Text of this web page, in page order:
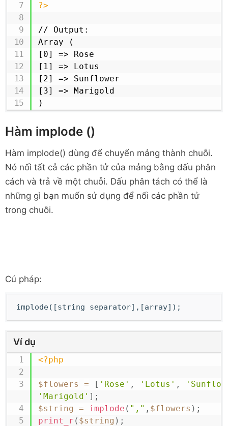
?>
// Output:
Array (
[0] => Rose
[1] => Lotus
[2] => Sunflower
[3] => Marigold
)
Hàm implode ()
Hàm implode() dùng để chuyển mảng thành chuỗi.
Nó nối tất cả các phần tử của mảng bằng dấu phân
cách và trả về một chuỗi. Dấu phân tách có thể là
những gì bạn muốn sử dụng để nối các phần tử
trong chuỗi.
Cú pháp:
implode([string separator],[array]);
Ví dụ
<?php
$flowers = [ 'Rose' , 'Lotus' ,
'Marigold' ] ;
$string = implode ( "," , $flowers ) ;
print_r ( $string ) ;